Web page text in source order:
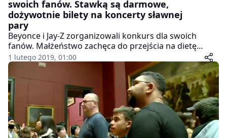
swoich fanów. Stawką są darmowe,
dożywotnie bilety na koncerty sławnej
pary
Beyonce i Jay-Z zorganizowali konkurs dla swoich
fanów. Małżeństwo zachęca do przejścia na dietę
roślinną. Nie trzeba jednak od razu zostać weganinem.
Można wprowadzić np. roślinne śniadania, dietę
roślinną w pracy czy bezmięsne poniedziałki. Aby wziąć
udział w losowaniu należy do 22 maja zarejestrować
się w specjalnym programie. Stawką są darmowe,
dożywotnie bilety na koncerty sławnej pary. Niestety
udział w zabawie mogą wziąć pełnoletni obywatele
USA.
1 lutego 2019, 01:00